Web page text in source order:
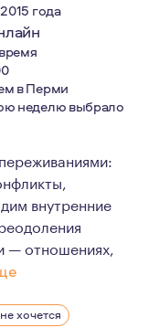
года
в Перми
неделю выбрало
внутренние
— отношениях,
мир людей —
хочется